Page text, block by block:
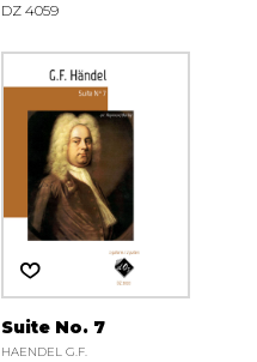
DZ 4059
Suite No. 7
HAENDEL G.F.